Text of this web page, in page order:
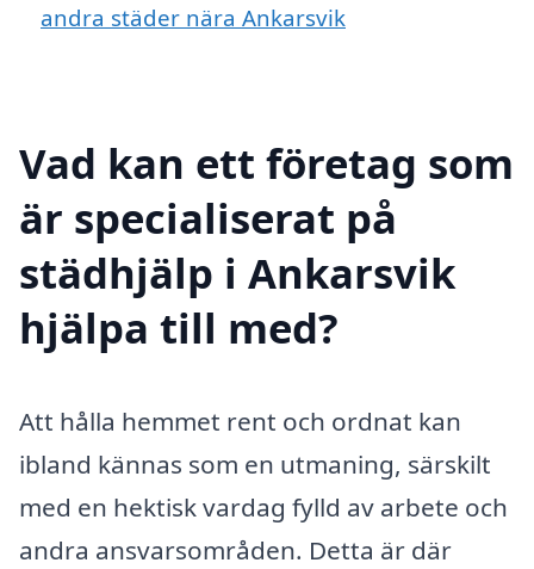
andra städer nära Ankarsvik
Vad kan ett företag som
är specialiserat på
städhjälp i Ankarsvik
hjälpa till med?
Att hålla hemmet rent och ordnat kan
ibland kännas som en utmaning, särskilt
med en hektisk vardag fylld av arbete och
andra ansvarsområden. Detta är där